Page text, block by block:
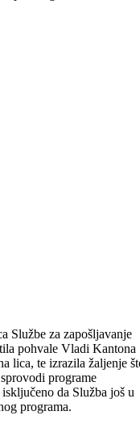
za zapošljavanje
pohvale Vladi Kantona
lica, te izrazila žaljenje